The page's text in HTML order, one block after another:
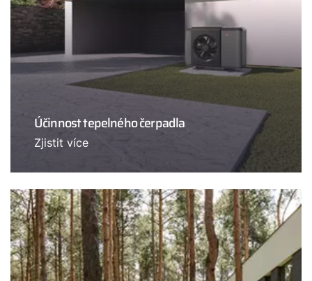
Účinnost tepelného čerpadla
Zjistit více